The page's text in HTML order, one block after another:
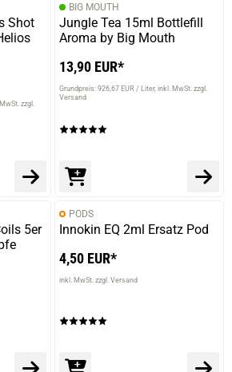
Trustedshops.de
Mega lecker
aber dampfbar.
Shot
zzgl.
BIG MOUTH
Jungle Tea 15ml Bottlefill
Aroma by Big Mouth
13,90 EUR*
Grundpreis: 926,67 EUR / Liter inkl. MwSt. zzgl.
Versand
5er
PODS
Innokin EQ 2ml Ersatz Pod
4,50 EUR*
inkl. MwSt. zzgl. Versand